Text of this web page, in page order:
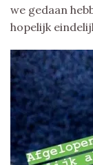
we gedaan
hopelijk